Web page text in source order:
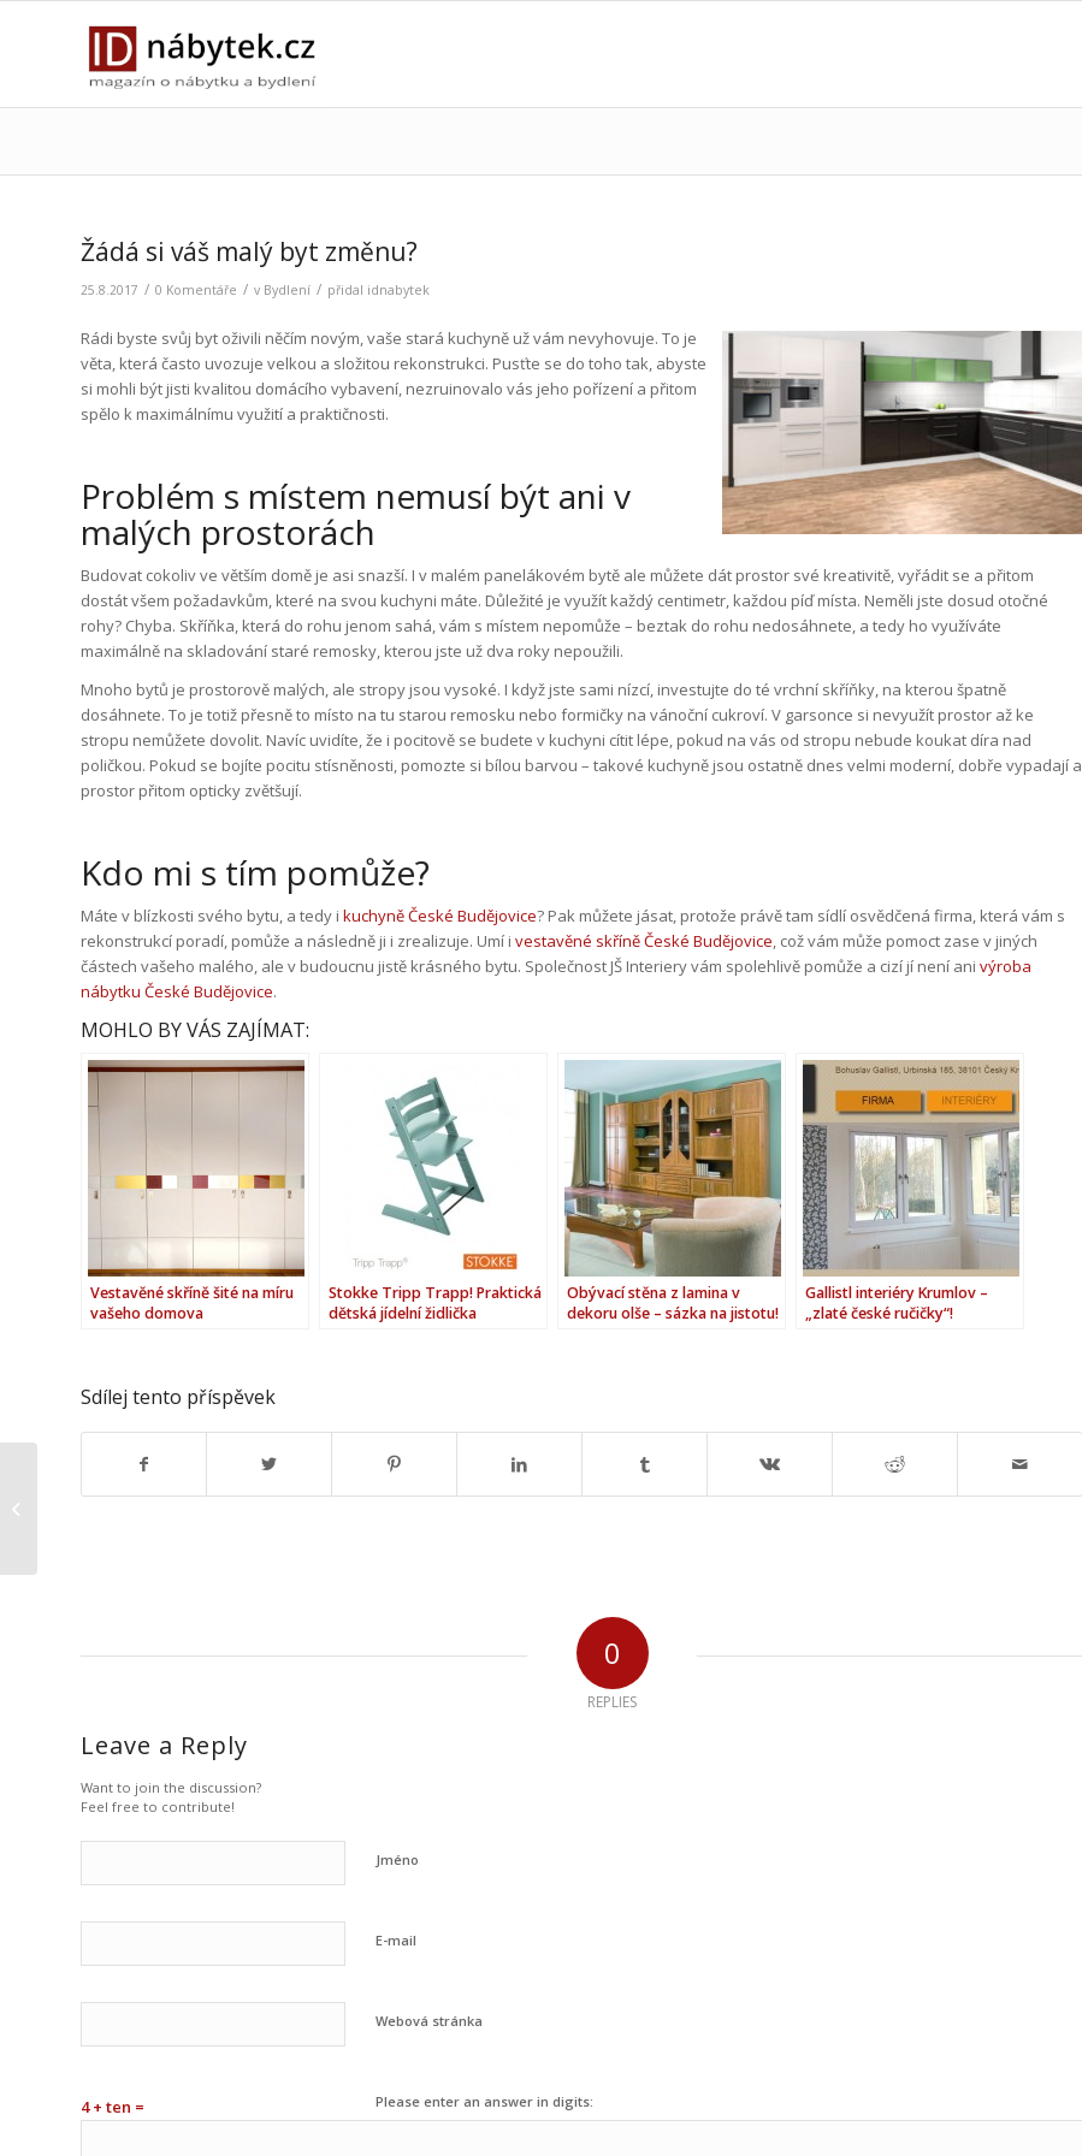
Žádá si váš malý byt změnu?
25.8.2017 / 0 Komentáře / v Bydlení / přidal idnabytek
Rádi byste svůj byt oživili něčím novým, vaše stará kuchyně už vám nevyhovuje. To je
věta, která často uvozuje velkou a složitou rekonstrukci. Pusťte se do toho tak, abyste
si mohli být jisti kvalitou domácího vybavení, nezruinovalo vás jeho pořízení a přitom
spělo k maximálnímu využití a praktičnosti.
Problém s místem nemusí být ani v
malých prostorách
Budovat cokoliv ve větším domě je asi snazší. I v malém panelákovém bytě ale můžete dát prostor své kreativitě, vyřádit se a přitom
dostát všem požadavkům, které na svou kuchyni máte. Důležité je využít každý centimetr, každou píď místa. Neměli jste dosud otočné
rohy? Chyba. Skříňka, která do rohu jenom sahá, vám s místem nepomůže – beztak do rohu nedosáhnete, a tedy ho využíváte
maximálně na skladování staré remosky, kterou jste už dva roky nepoužili.
Mnoho bytů je prostorově malých, ale stropy jsou vysoké. I když jste sami nízcí, investujte do té vrchní skříňky, na kterou špatně
dosáhnete. To je totiž přesně to místo na tu starou remosku nebo formičky na vánoční cukroví. V garsonce si nevyužít prostor až ke
stropu nemůžete dovolit. Navíc uvidíte, že i pocitově se budete v kuchyni cítit lépe, pokud na vás od stropu nebude koukat díra nad
poličkou. Pokud se bojíte pocitu stísněnosti, pomozte si bílou barvou – takové kuchyně jsou ostatně dnes velmi moderní, dobře vypadají a
prostor přitom opticky zvětšují.
Kdo mi s tím pomůže?
Máte v blízkosti svého bytu, a tedy i kuchyně České Budějovice? Pak můžete jásat, protože právě tam sídlí osvědčená firma, která vám s
rekonstrukcí poradí, pomůže a následně ji i zrealizuje. Umí i vestavěné skříně České Budějovice, což vám může pomoct zase v jiných
částech vašeho malého, ale v budoucnu jistě krásného bytu. Společnost JŠ Interiery vám spolehlivě pomůže a cizí jí není ani výroba
nábytku České Budějovice.
MOHLO BY VÁS ZAJÍMAT:
Vestavěné skříně šité na míru
vašeho domova
Stokke Tripp Trapp! Praktická
dětská jídelní židlička
Obývací stěna z lamina v
dekoru olše – sázka na jistotu!
Gallistl interiéry Krumlov –
„zlaté české ručičky“!
Sdílej tento příspěvek
0
REPLIES
Leave a Reply
Want to join the discussion?
Feel free to contribute!
Jméno
E-mail
Webová stránka
Please enter an answer in digits:
4 + ten =